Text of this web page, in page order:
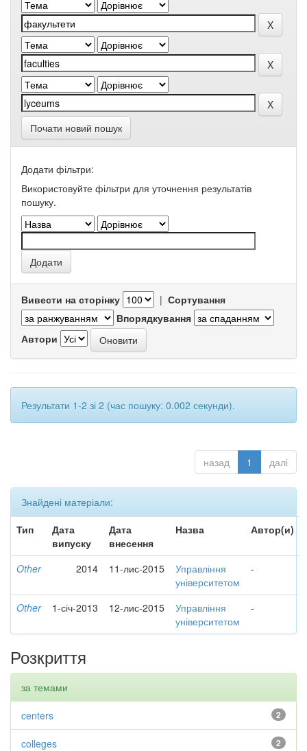
Почати новий пошук
Додати фільтри:
Використовуйте фільтри для уточнення результатів
пошуку.
Вивести на сторінку | Сортування
Впорядкування
Автори
Результати 1-2 зі 2 (час пошуку: 0.002 секунди).
назад 1 далі
Знайдені матеріали:
Тип
Дата
випуску
Дата
внесення
Назва Автор(и)
Other 2014 11-лис-2015
Управління
університетом
-
Other 1-січ-2013 12-лис-2015
Управління
університетом
-
Розкриття
за темами
2
centers
2
colleges